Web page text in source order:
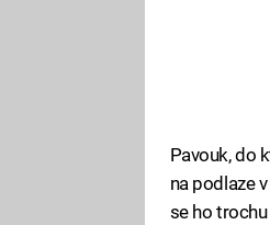
Pavouk, do
na podlaze
se ho